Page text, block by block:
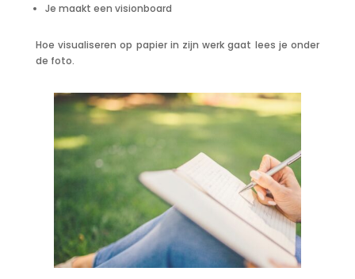
Je maakt een visionboard
Hoe visualiseren op papier in zijn werk gaat lees je onder
de foto.